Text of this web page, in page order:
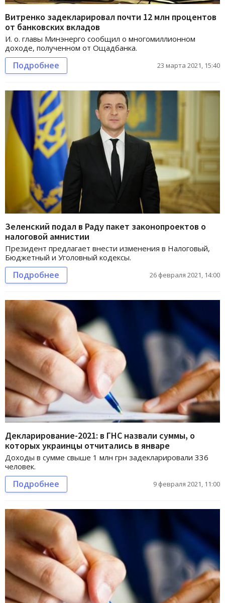
Витренко задекларировал почти 12 млн процентов
от банковских вкладов
И. о. главы Минэнерго сообщил о многомиллионном
доходе, полученном от Ощадбанка.
Подробнее 23 марта 2021, 15:40
Зеленский подал в Раду пакет законопроектов о
налоговой амнистии
Президент предлагает внести изменения в Налоговый,
Бюджетный и Уголовный кодексы.
Подробнее 26 февраля 2021, 14:00
Декларирование-2021: в ГНС назвали суммы, о
которых украинцы отчитались в январе
Доходы в сумме свыше 1 млн грн задекларировали 336
человек.
Подробнее 9 февраля 2021, 11:00